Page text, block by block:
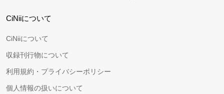
CiNiiについて
CiNiiについて
収録刊行物について
利用規約・プライバシーポリシー
個人情報の扱いについて